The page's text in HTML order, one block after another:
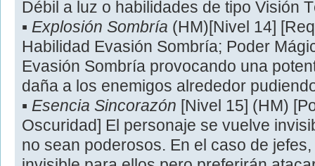
Débil a luz o habilidades de tipo Visión
▪ Explosión Sombría (HM)[Nivel 14]
Habilidad Evasión Sombría; Poder
Evasión Sombría provocando una
daña a los enemigos alrededor
▪ Esencia Sincorazón [Nivel 15] (HM)
Oscuridad] El personaje se vuelve
no sean poderosos. En el caso de